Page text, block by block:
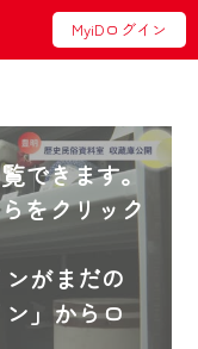
MyiDログイン
できます。
をクリック
がまだの
」からロ